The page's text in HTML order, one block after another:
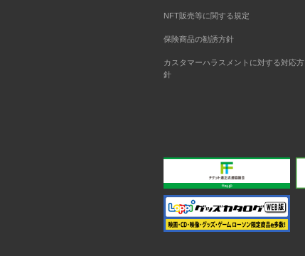
NFT販売等に関する規定
保険商品の勧誘方針
カスタマーハラスメントに対する対応方
針